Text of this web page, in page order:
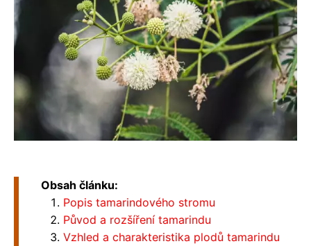
Obsah článku:
Popis tamarindového stromu
Původ a rozšíření tamarindu
Vzhled a charakteristika plodů tamarindu